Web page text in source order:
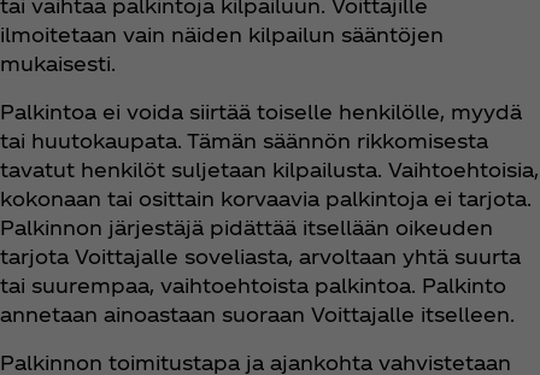
tai vaihtaa palkintoja kilpailuun. Voittajille
ilmoitetaan vain näiden kilpailun sääntöjen
mukaisesti.
Palkintoa ei voida siirtää toiselle henkilölle, myydä
tai huutokaupata. Tämän säännön rikkomisesta
tavatut henkilöt suljetaan kilpailusta. Vaihtoehtoisia,
kokonaan tai osittain korvaavia palkintoja ei tarjota.
Palkinnon järjestäjä pidättää itsellään oikeuden
tarjota Voittajalle soveliasta, arvoltaan yhtä suurta
tai suurempaa, vaihtoehtoista palkintoa. Palkinto
annetaan ainoastaan suoraan Voittajalle itselleen.
Palkinnon toimitustapa ja ajankohta vahvistetaan